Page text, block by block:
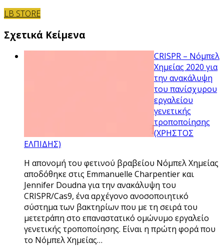
LB STORE
Σχετικά Κείμενα
CRISPR – Νόμπελ
Χημείας 2020 για
την ανακάλυψη
του πανίσχυρου
εργαλείου
γενετικής
τροποποίησης
(ΧΡΗΣΤΟΣ
ΕΛΠΙΔΗΣ)
Η απονομή του φετινού βραβείου Νόμπελ Χημείας
αποδόθηκε στις Emmanuelle Charpentier και
Jennifer Doudna για την ανακάλυψη του
CRISPR/Cas9, ένα αρχέγονο ανοσοποιητικό
σύστημα των βακτηρίων που με τη σειρά του
μετετράπη στο επαναστατικό ομώνυμο εργαλείο
γενετικής τροποποίησης. Είναι η πρώτη φορά που
το Νόμπελ Χημείας…